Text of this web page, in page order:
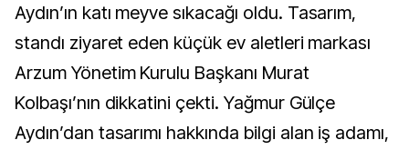
Aydın’ın katı meyve sıkacağı oldu. Tasarım,
standı ziyaret eden küçük ev aletleri markası
Arzum Yönetim Kurulu Başkanı Murat
Kolbaşı’nın dikkatini çekti. Yağmur Gülçe
Aydın’dan tasarımı hakkında bilgi alan iş adamı,